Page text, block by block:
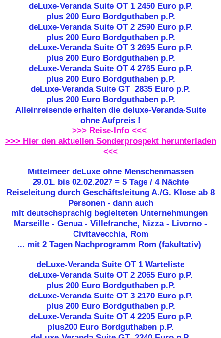
deLuxe-Veranda Suite OT 1 2450 Euro p.P.
plus 200 Euro Bordguthaben p.P.
deLuxe-Veranda Suite OT 2 2590 Euro p.P.
plus 200 Euro Bordguthaben p.P.
deLuxe-Veranda Suite OT 3 2695 Euro p.P.
plus 200 Euro Bordguthaben p.P.
deLuxe-Veranda Suite OT 4 2765 Euro p.P.
plus 200 Euro Bordguthaben p.P.
deLuxe-Veranda Suite GT 2835 Euro p.P.
plus 200 Euro Bordguthaben p.P.
Alleinreisende erhalten die deluxe-Veranda-Suite
ohne Aufpreis !
>>> Reise-Info <<<
>>> Hier den aktuellen Sonderprospekt herunterladen
<<<
Mittelmeer deLuxe ohne Menschenmassen
29.01. bis 02.02.2027 = 5 Tage / 4 Nächte
Reiseleitung durch Geschäftsleitung A./G. Klose ab 8
Personen - dann auch
mit deutschsprachig begleiteten Unternehmungen
Marseille - Genua - Villefranche, Nizza - Livorno -
Civitavecchia, Rom
... mit 2 Tagen Nachprogramm Rom (fakultativ)
deLuxe-Veranda Suite OT 1 Warteliste
deLuxe-Veranda Suite OT 2 2065 Euro p.P.
plus 200 Euro Bordguthaben p.P.
deLuxe-Veranda Suite OT 3 2170 Euro p.P.
plus 200 Euro Bordguthaben p.P.
deLuxe-Veranda Suite OT 4 2205 Euro p.P.
plus200 Euro Bordguthaben p.P.